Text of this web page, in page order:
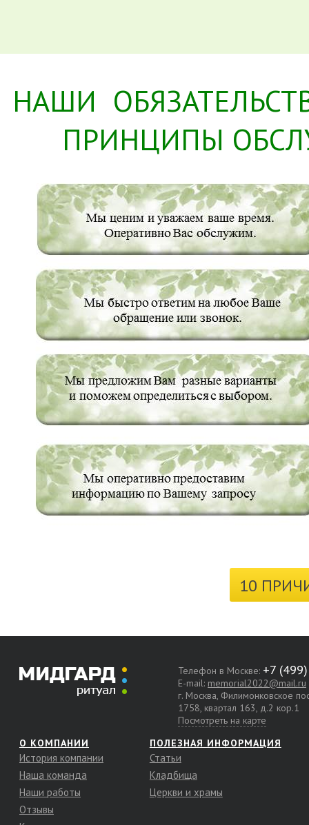
НАШИ
ПРИНЦИПЫ
10
Телефон в Москве:
E-mail: memorial2022@mail.ru
г. Москва, Филимонковское
1758, квартал 163, д.2 кор.1
Посмотреть на карте
О КОМПАНИИ
История компании
Наша команда
Наши работы
Отзывы
ПОЛЕЗНАЯ ИНФОРМАЦИЯ
Статьи
Кладбища
Церкви и храмы